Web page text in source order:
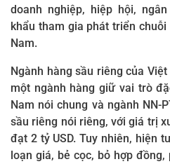
doanh nghiệp, hiệp hội,
khẩu tham gia phát triển
Nam.
Ngành hàng sầu riêng của
một ngành hàng giữ vai trò
Nam nói chung và ngành NN-
sầu riêng nói riêng, với giá trị
đạt 2 tỷ USD. Tuy nhiên, hiện
loạn giá, bẻ cọc, bỏ hợp